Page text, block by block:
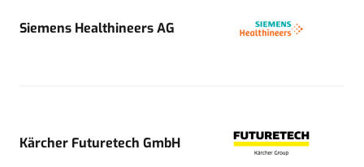
Siemens Healthineers AG
Kärcher Futuretech GmbH